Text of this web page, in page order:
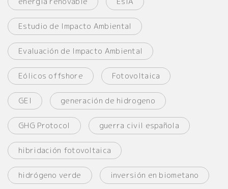
Estudio de Impacto Ambiental
Evaluación de Impacto Ambiental
Eólicos offshore Fotovoltaica
GEI generación de hidrogeno
GHG Protocol guerra civil española
hibridación fotovoltaica
hidrógeno verde inversión en biometano